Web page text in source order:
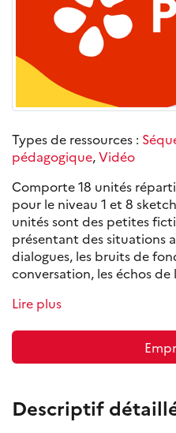
Types de ressources :
pédagogique,Vidéo
Comporte 18 unités
pour le niveau 1 et 8
unités sont des petites
présentant des situations
dialogues, les bruits de
conversation, les échos
Lire plus
Descriptif